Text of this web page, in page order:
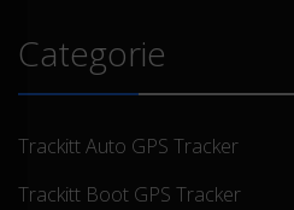
Categorie
Trackitt Auto GPS Tracker
Trackitt Boot GPS Tracker